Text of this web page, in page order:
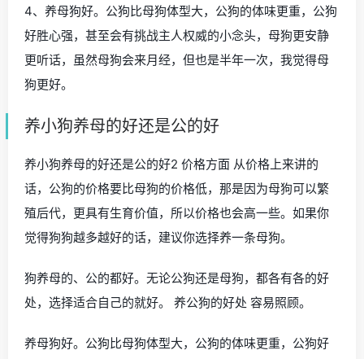
4、养母狗好。公狗比母狗体型大，公狗的体味更重，公狗
好胜心强，甚至会有挑战主人权威的小念头，母狗更安静
更听话，虽然母狗会来月经，但也是半年一次，我觉得母
狗更好。
养小狗养母的好还是公的好
养小狗养母的好还是公的好2 价格方面 从价格上来讲的
话，公狗的价格要比母狗的价格低，那是因为母狗可以繁
殖后代，更具有生育价值，所以价格也会高一些。如果你
觉得狗狗越多越好的话，建议你选择养一条母狗。
狗养母的、公的都好。无论公狗还是母狗，都各有各的好
处，选择适合自己的就好。 养公狗的好处 容易照顾。
养母狗好。公狗比母狗体型大，公狗的体味更重，公狗好